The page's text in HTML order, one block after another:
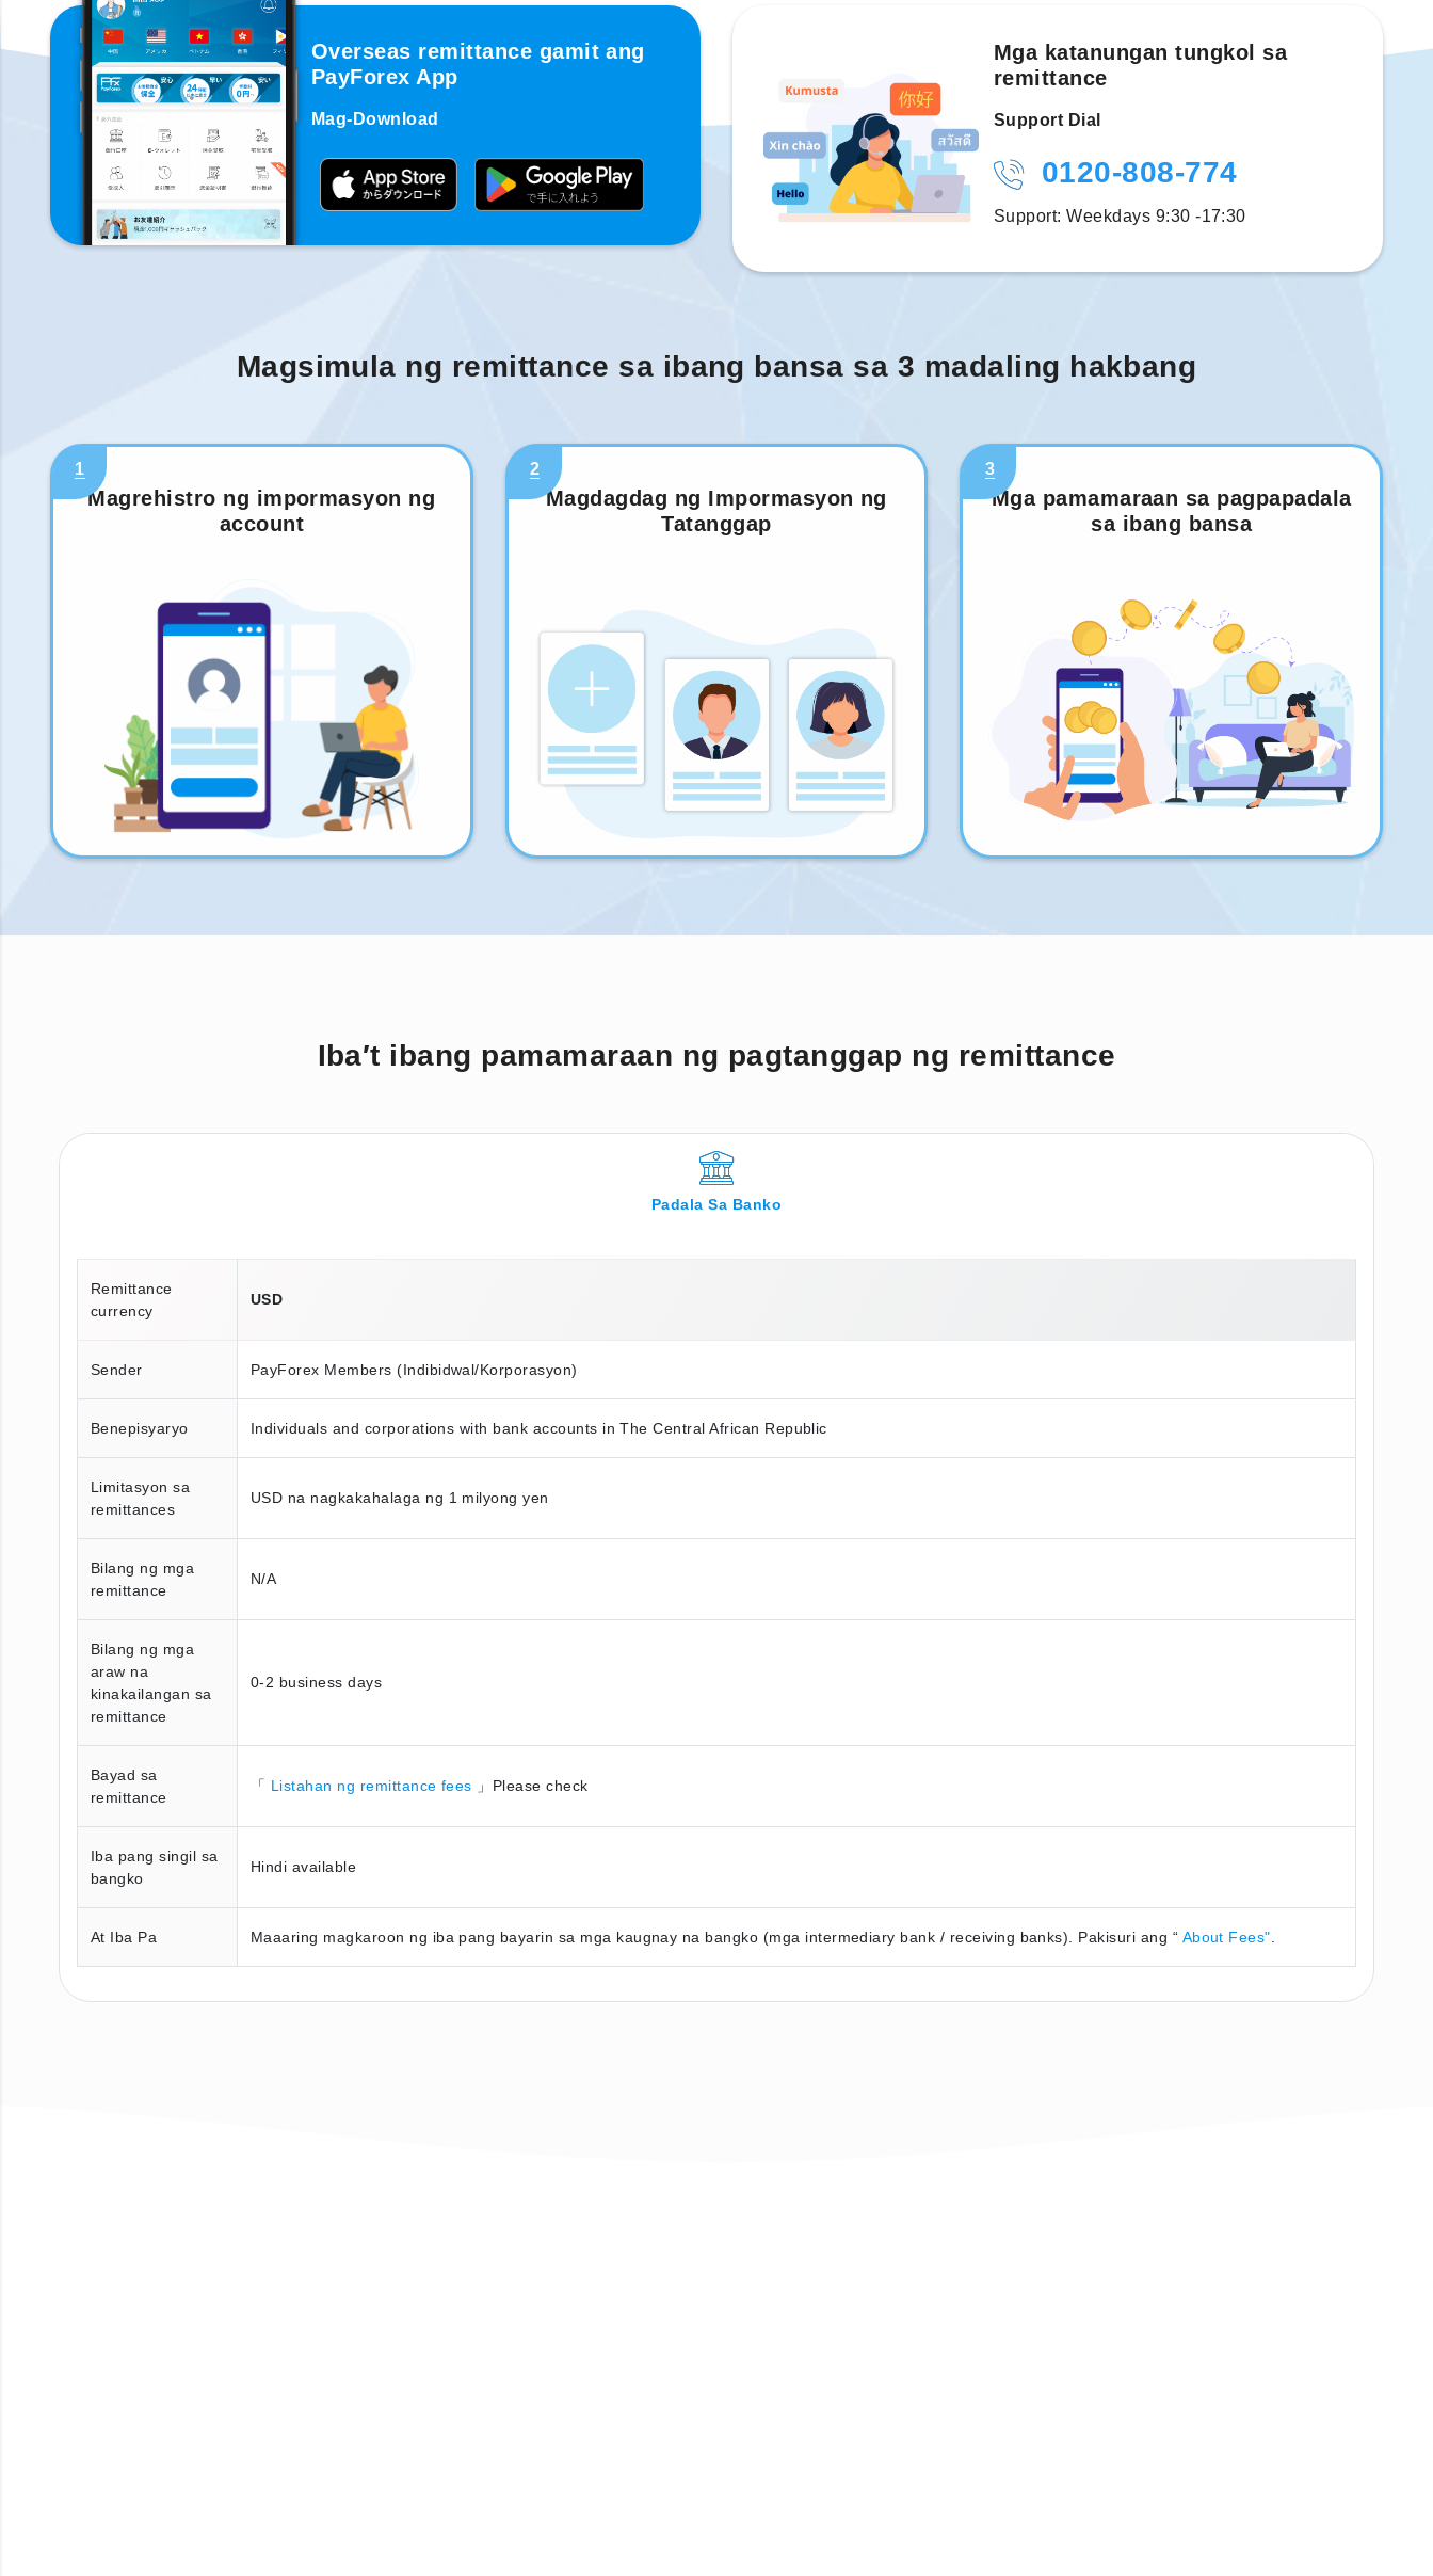
Overseas remittance gamit ang
PayForex App
Mag-Download
Mga katanungan tungkol sa
remittance
Support Dial
0120-808-774
Support: Weekdays 9:30 -17:30
Magsimula ng remittance sa ibang bansa sa 3 madaling hakbang
1
Magrehistro ng impormasyon ng
account
2
Magdagdag ng Impormasyon ng
Tatanggap
3
Mga pamamaraan sa pagpapadala
sa ibang bansa
Iba′t ibang pamamaraan ng pagtanggap ng remittance
Padala Sa Banko
Remittance
currency
USD
Sender PayForex Members (Indibidwal/Korporasyon)
Benepisyaryo Individuals and corporations with bank accounts in The Central African Republic
Limitasyon sa
remittances
USD na nagkakahalaga ng 1 milyong yen
Bilang ng mga
remittance
N/A
Bilang ng mga
araw na
kinakailangan sa
remittance
0-2 business days
Bayad sa
remittance
「 Listahan ng remittance fees 」Please check
Iba pang singil sa
bangko
Hindi available
At Iba Pa Maaaring magkaroon ng iba pang bayarin sa mga kaugnay na bangko (mga intermediary bank / receiving banks). Pakisuri ang “ About Fees"